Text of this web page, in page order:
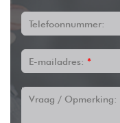
Telefoonnummer:
E-mailadres: *
Vraag / Opmerking: